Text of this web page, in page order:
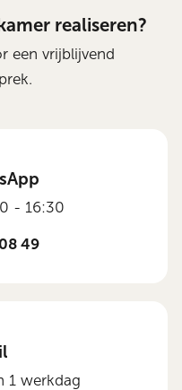
realiseren?
een vrijblijvend
- 16:30
49
1 werkdag